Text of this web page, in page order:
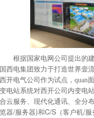
根据国家电网公司提出的
国西电集团致力于打造世界壹
西开电气公司作为试点，quan
变电站系统对西开公司内变电
合云服务、现代化通讯、全分
览器/ 服务器)和C/S （客户机/